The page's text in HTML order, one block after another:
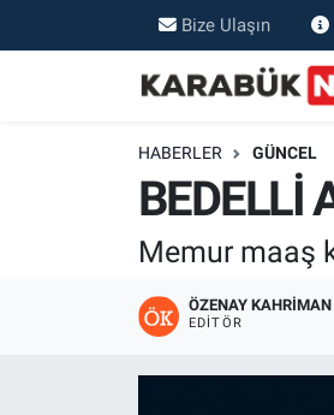
Bize Ulaşın
HABERLER GÜNCEL
BEDELLİ
Memur maaş
ÖZENAY KAHRIMAN
EDITÖR